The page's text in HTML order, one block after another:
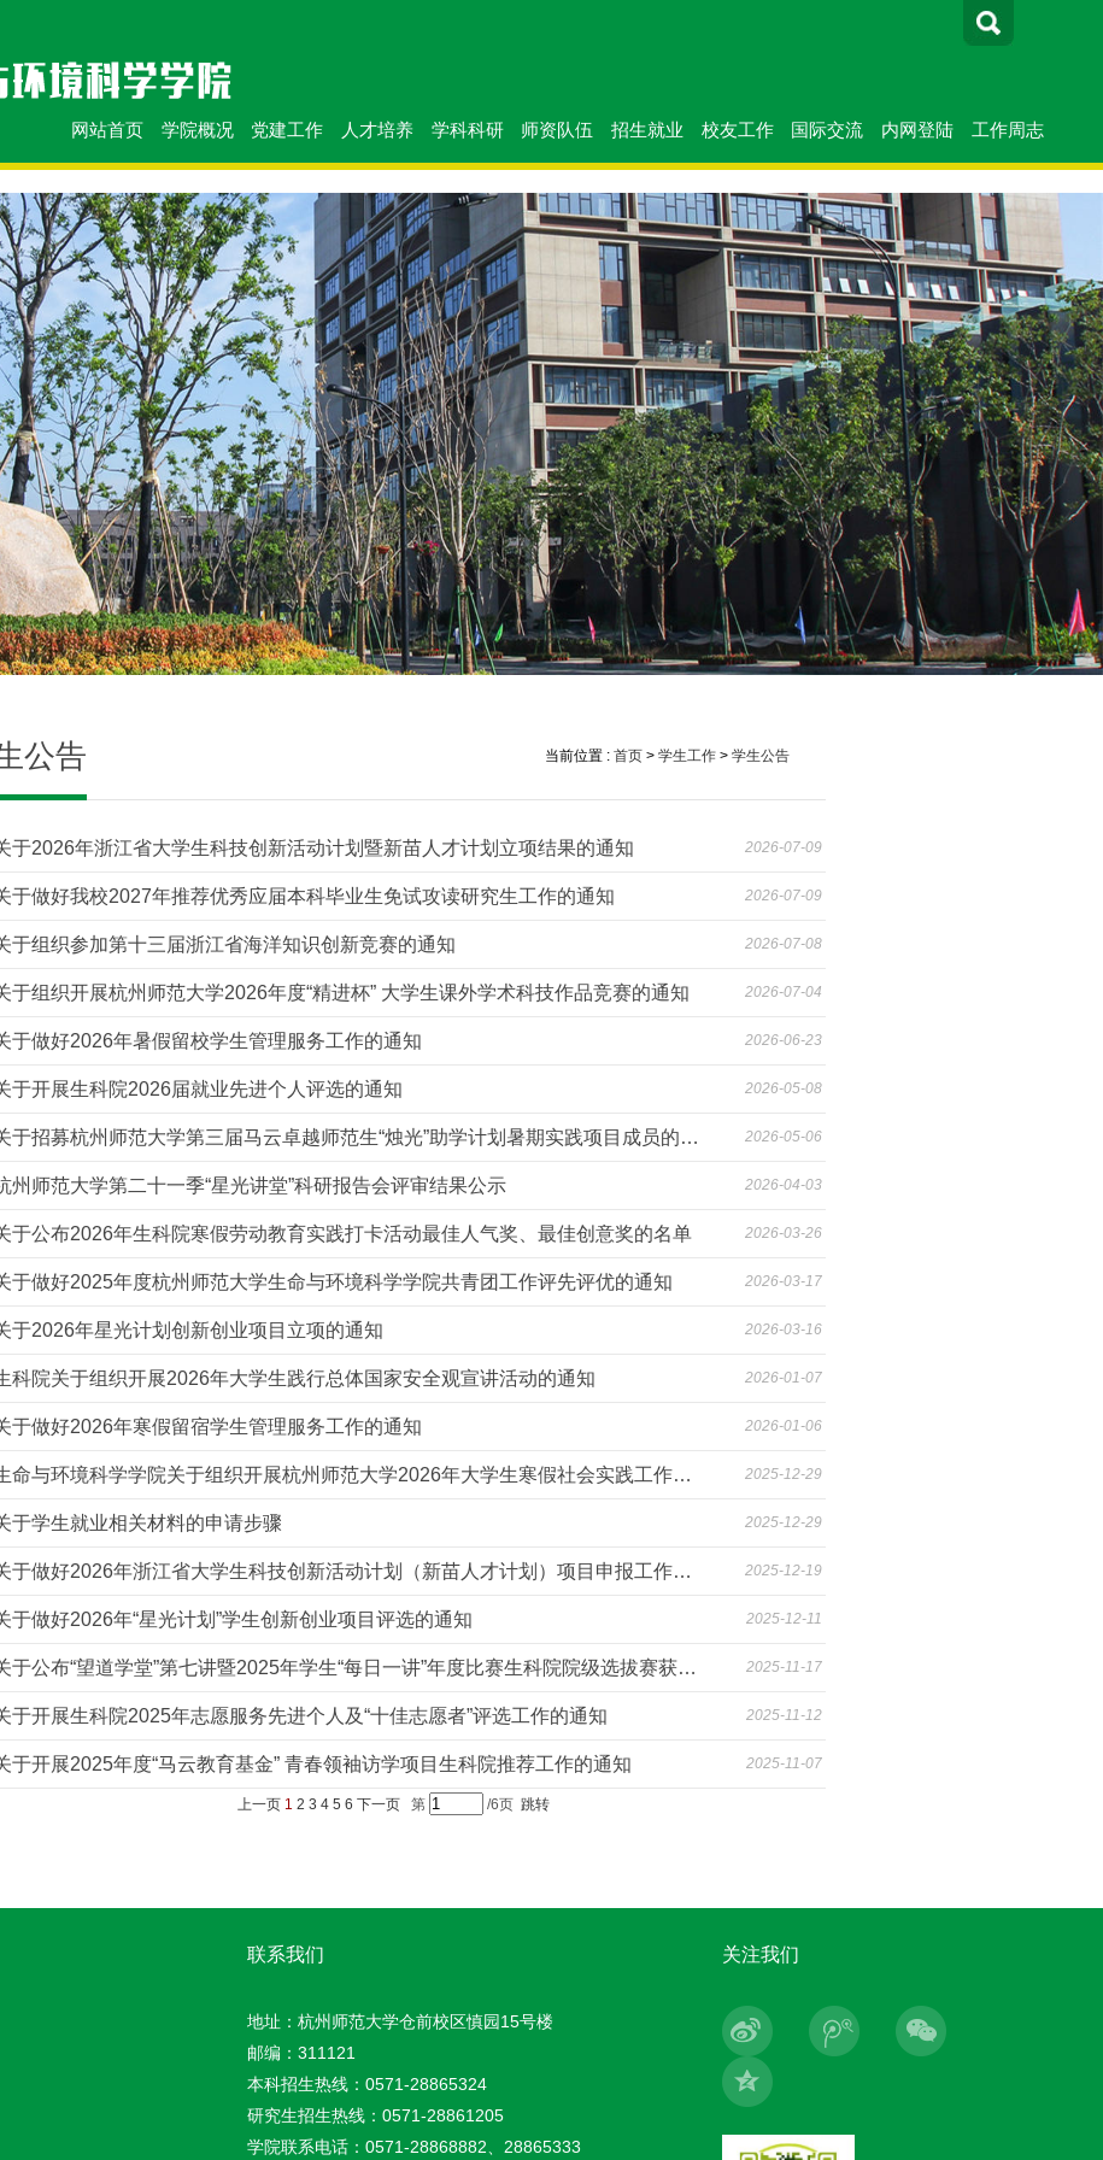
网站首页 学院概况 党建工作 人才培养 学科科研 师资队伍 招生就业 校友工作 国际交流 内网登陆 工作周志
公告 当前位置 : 首页> 学生工作> 学生公告
于2026年浙江省大学生科技创新活动计划暨新苗人才计划立项结果的通知 2026-07-09
于做好我校2027年推荐优秀应届本科毕业生免试攻读研究生工作的通知 2026-07-09
于组织参加第十三届浙江省海洋知识创新竞赛的通知 2026-07-08
于组织开展杭州师范大学2026年度“精进杯” 大学生课外学术科技作品竞赛的通知 2026-07-04
于做好2026年暑假留校学生管理服务工作的通知 2026-06-23
于开展生科院2026届就业先进个人评选的通知 2026-05-08
关于招募杭州师范大学第三届马云卓越师范生“烛光”助学计划暑期实践项目成员的通知 2026-05-06
州师范大学第二十一季“星光讲堂”科研报告会评审结果公示 2026-04-03
于公布2026年生科院寒假劳动教育实践打卡活动最佳人气奖、最佳创意奖的名单 2026-03-26
于做好2025年度杭州师范大学生命与环境科学学院共青团工作评先评优的通知 2026-03-17
于2026年星光计划创新创业项目立项的通知 2026-03-16
科院关于组织开展2026年大学生践行总体国家安全观宣讲活动的通知 2026-01-07
于做好2026年寒假留宿学生管理服务工作的通知 2026-01-06
生命与环境科学学院关于组织开展杭州师范大学2026年大学生寒假社会实践工作的通知 2025-12-29
于学生就业相关材料的申请步骤 2025-12-29
关于做好2026年浙江省大学生科技创新活动计划（新苗人才计划）项目申报工作的通知 2025-12-19
于做好2026年“星光计划”学生创新创业项目评选的通知 2025-12-11
关于公布“望道学堂”第七讲暨2025年学生“每日一讲”年度比赛生科院院级选拔赛获奖名单的通知 2025-11-17
于开展生科院2025年志愿服务先进个人及“十佳志愿者”评选工作的通知 2025-11-12
于开展2025年度“马云教育基金” 青春领袖访学项目生科院推荐工作的通知 2025-11-07
上一页 1 2 3 4 5 6 下一页 第 /6页 跳转
联系我们
地址：杭州师范大学仓前校区慎园15号楼
邮编：311121
本科招生热线：0571-28865324
研究生招生热线：0571-28861205
学院联系电话：0571-28868882、28865333
关注我们